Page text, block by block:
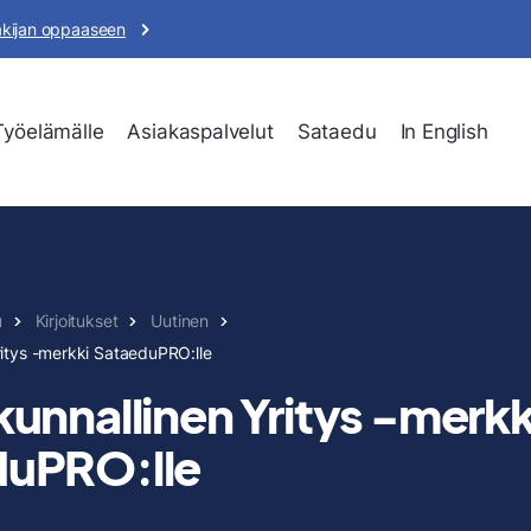
oppaaseen
Asiakaspalvelut Sataedu In English
Kirjoitukset
Uutinen
-merkki SataeduPRO:lle
Yritys -